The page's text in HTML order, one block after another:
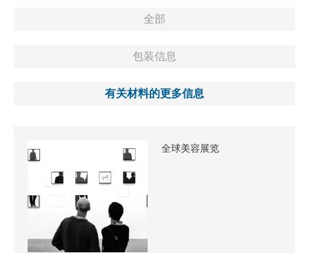
全部
包装信息
有关材料的更多信息
全球美容展览